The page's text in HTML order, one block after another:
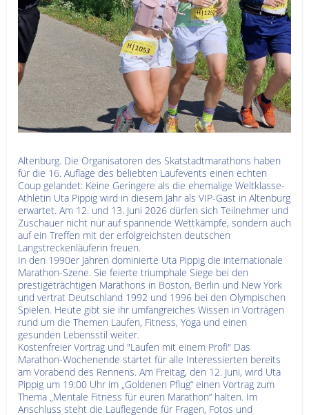
Altenburg. Die Organisatoren des Skatstadtmarathons haben
für die 16. Auflage des beliebten Laufevents einen echten
Coup gelandet: Keine Geringere als die ehemalige Weltklasse-
Athletin Uta Pippig wird in diesem Jahr als VIP-Gast in Altenburg
erwartet. Am 12. und 13. Juni 2026 dürfen sich Teilnehmer und
Zuschauer nicht nur auf spannende Wettkämpfe, sondern auch
auf ein Treffen mit der erfolgreichsten deutschen
Langstreckenläuferin freuen.
In den 1990er Jahren dominierte Uta Pippig die internationale
Marathon-Szene. Sie feierte triumphale Siege bei den
prestigeträchtigen Marathons in Boston, Berlin und New York
und vertrat Deutschland 1992 und 1996 bei den Olympischen
Spielen. Heute gibt sie ihr umfangreiches Wissen in Vorträgen
rund um die Themen Laufen, Fitness, Yoga und einen
gesunden Lebensstil weiter.
Kostenfreier Vortrag und "Laufen mit einem Profi" Das
Marathon-Wochenende startet für alle Interessierten bereits
am Vorabend des Rennens. Am Freitag, den 12. Juni, wird Uta
Pippig um 19:00 Uhr im „Goldenen Pflug“ einen Vortrag zum
Thema „Mentale Fitness für euren Marathon“ halten. Im
Anschluss steht die Lauflegende für Fragen, Fotos und